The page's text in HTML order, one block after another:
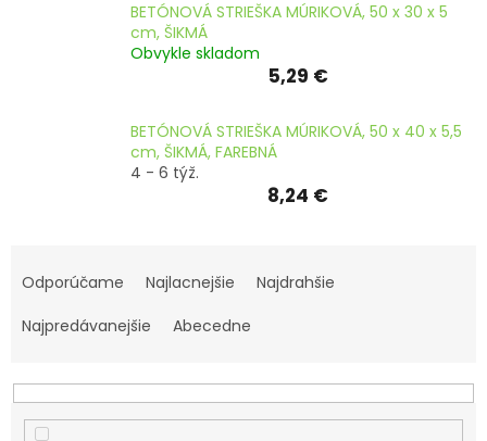
BETÓNOVÁ STRIEŠKA MÚRIKOVÁ, 50 x 30 x 5
cm, ŠIKMÁ
Obvykle skladom
5,29 €
BETÓNOVÁ STRIEŠKA MÚRIKOVÁ, 50 x 40 x 5,5
cm, ŠIKMÁ, FAREBNÁ
4 - 6 týž.
8,24 €
a
e
i
e
p
Odporúčame Najlacnejšie
Najdrahšie
Najpredávanejšie
Abecedne